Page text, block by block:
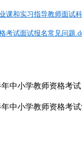
课和实习指导教师面试
考试面试报名常见问题
年中小学教师资格考
年中小学教师资格考